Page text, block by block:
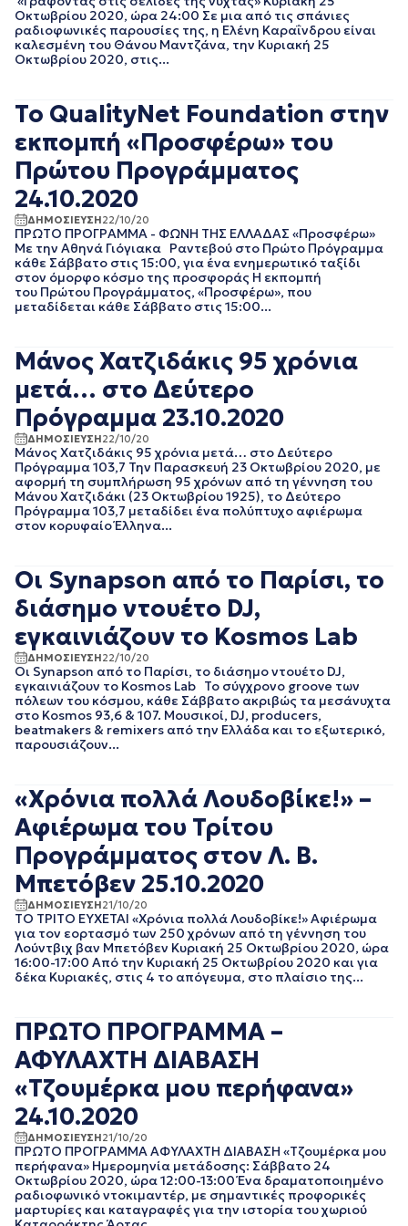
EΡΤNEWS
ΑΘΛΗΤΙΚΑ
ΓΕΝΙΚΗ
ΚΙΝΗΜΑΤΟΓΡΑΦΙΚΕΣ
ΤΑΙΝΙΕΣ
ΠΟΛΙΤΙΚΗ
ΠΟΛΙΤΙΣΜΟΣ
ΤΗΛΕΟΡΑΣΗ
ΜΑΙΟΣ 2025
ΑΠΡΙΛΙΟΣ 2025
ΜΑΡΤΙΟΣ 2025
ΔΕΚΕΜΒΡΙΟΣ 2024
ΝΟΕΜΒΡΙΟΣ 2024
ΟΚΤΩΒΡΙΟΣ 2024
ΣΕΠΤΕΜΒΡΙΟΣ 2024
ΑΥΓΟΥΣΤΟΣ 2024
ΜΑΙΟΣ 2024
ΑΠΡΙΛΙΟΣ 2024
ΜΑΡΤΙΟΣ 2024
ΦΕΒΡΟΥΑΡΙΟΣ 2024
ΝΟΕΜΒΡΙΟΣ 2023
ΟΚΤΩΒΡΙΟΣ 2023
ΣΕΠΤΕΜΒΡΙΟΣ 2023
ΑΥΓΟΥΣΤΟΣ 2023
ΙΟΥΝΙΟΣ 2023
ΜΑΙΟΣ 2023
ΑΠΡΙΛΙΟΣ 2023
ΜΑΡΤΙΟΣ 2023
ΦΕΒΡΟΥΑΡΙΟΣ 2023
ΔΕΚΕΜΒΡΙΟΣ 2022
ΝΟΕΜΒΡΙΟΣ 2022
ΟΚΤΩΒΡΙΟΣ 2022
ΣΕΠΤΕΜΒΡΙΟΣ 2022
ΑΥΓΟΥΣΤΟΣ 2022
ΙΟΥΛΙΟΣ 2022
ΙΟΥΝΙΟΣ 2022
ΜΑΙΟΣ 2022
ΑΠΡΙΛΙΟΣ 2022
ΔΕΚΕΜΒΡΙΟΣ 2021
ΝΟΕΜΒΡΙΟΣ 2021
ΟΚΤΩΒΡΙΟΣ 2021
ΣΕΠΤΕΜΒΡΙΟΣ 2021
ΑΥΓΟΥΣΤΟΣ 2021
ΙΟΥΛΙΟΣ 2021
ΙΟΥΝΙΟΣ 2021
ΜΑΙΟΣ 2021
ΑΠΡΙΛΙΟΣ 2021
ΜΑΡΤΙΟΣ 2021
ΔΕΚΕΜΒΡΙΟΣ 2020
ΝΟΕΜΒΡΙΟΣ 2020
ΟΚΤΩΒΡΙΟΣ 2020
ΣΕΠΤΕΜΒΡΙΟΣ 2020
ΙΟΥΝΙΟΣ 2020
ΜΑΙΟΣ 2020
ΑΠΡΙΛΙΟΣ 2020
ΜΑΡΤΙΟΣ 2020
Οκτωβρίου 2020, ώρα 24:00 Σε μια από τις σπάνιες
ραδιοφωνικές παρουσίες της, η Ελένη Καραΐνδρου είναι
καλεσμένη του Θάνου Μαντζάνα, την Κυριακή 25
Οκτωβρίου 2020, στις...
Το QualityNet Foundation στην
εκπομπή «Προσφέρω» του
Πρώτου Προγράμματος
24.10.2020
ΔΗΜΟΣΙΕΥΣΗ22/10/20
ΠΡΩΤΟ ΠΡΟΓΡΑΜΜΑ - ΦΩΝΗ ΤΗΣ ΕΛΛΑΔΑΣ «Προσφέρω»
Με την Αθηνά Γιόγιακα Ραντεβού στο Πρώτο Πρόγραμμα
κάθε Σάββατο στις 15:00, για ένα ενημερωτικό ταξίδι
στον όμορφο κόσμο της προσφοράς Η εκπομπή
του Πρώτου Προγράμματος, «Προσφέρω», που
μεταδίδεται κάθε Σάββατο στις 15:00...
Μάνος Χατζιδάκις 95 χρόνια
μετά… στο Δεύτερο
Πρόγραμμα 23.10.2020
ΔΗΜΟΣΙΕΥΣΗ22/10/20
Μάνος Χατζιδάκις 95 χρόνια μετά… στο Δεύτερο
Πρόγραμμα 103,7 Την Παρασκευή 23 Οκτωβρίου 2020, με
αφορμή τη συμπλήρωση 95 χρόνων από τη γέννηση του
Μάνου Χατζιδάκι (23 Οκτωβρίου 1925), το Δεύτερο
Πρόγραμμα 103,7 μεταδίδει ένα πολύπτυχο αφιέρωμα
στον κορυφαίο Έλληνα...
Οι Synapson από το Παρίσι, το
διάσημο ντουέτο DJ,
εγκαινιάζουν το Kosmos Lab
ΔΗΜΟΣΙΕΥΣΗ22/10/20
Οι Synapson από το Παρίσι, το διάσημο ντουέτο DJ,
εγκαινιάζουν το Kosmos Lab Το σύγχρονο groove των
πόλεων του κόσμου, κάθε Σάββατο ακριβώς τα μεσάνυχτα
στο Kosmos 93,6 & 107. Μουσικοί, DJ, producers,
beatmakers & remixers από την Ελλάδα και το εξωτερικό,
παρουσιάζουν...
«Χρόνια πολλά Λουδοβίκε!» –
Αφιέρωμα του Τρίτου
Προγράμματος στον Λ. Β.
Μπετόβεν 25.10.2020
ΔΗΜΟΣΙΕΥΣΗ21/10/20
ΤΟ ΤΡΙΤΟ ΕΥΧΕΤΑΙ «Χρόνια πολλά Λουδοβίκε!» Αφιέρωμα
για τον εορτασμό των 250 χρόνων από τη γέννηση του
Λούντβιχ βαν Μπετόβεν Κυριακή 25 Οκτωβρίου 2020, ώρα
16:00-17:00 Από την Κυριακή 25 Οκτωβρίου 2020 και για
δέκα Κυριακές, στις 4 το απόγευμα, στο πλαίσιο της...
ΠΡΩΤΟ ΠΡΟΓΡΑΜΜΑ –
ΑΦΥΛΑΧΤΗ ΔΙΑΒΑΣΗ
«Τζουμέρκα μου περήφανα»
24.10.2020
ΔΗΜΟΣΙΕΥΣΗ21/10/20
ΠΡΩΤΟ ΠΡΟΓΡΑΜΜΑ ΑΦΥΛΑΧΤΗ ΔΙΑΒΑΣΗ «Τζουμέρκα μου
περήφανα» Ημερομηνία μετάδοσης: Σάββατο 24
Οκτωβρίου 2020, ώρα 12:00-13:00 Ένα δραματοποιημένο
ραδιοφωνικό ντοκιμαντέρ, με σημαντικές προφορικές
μαρτυρίες και καταγραφές για την ιστορία του χωριού